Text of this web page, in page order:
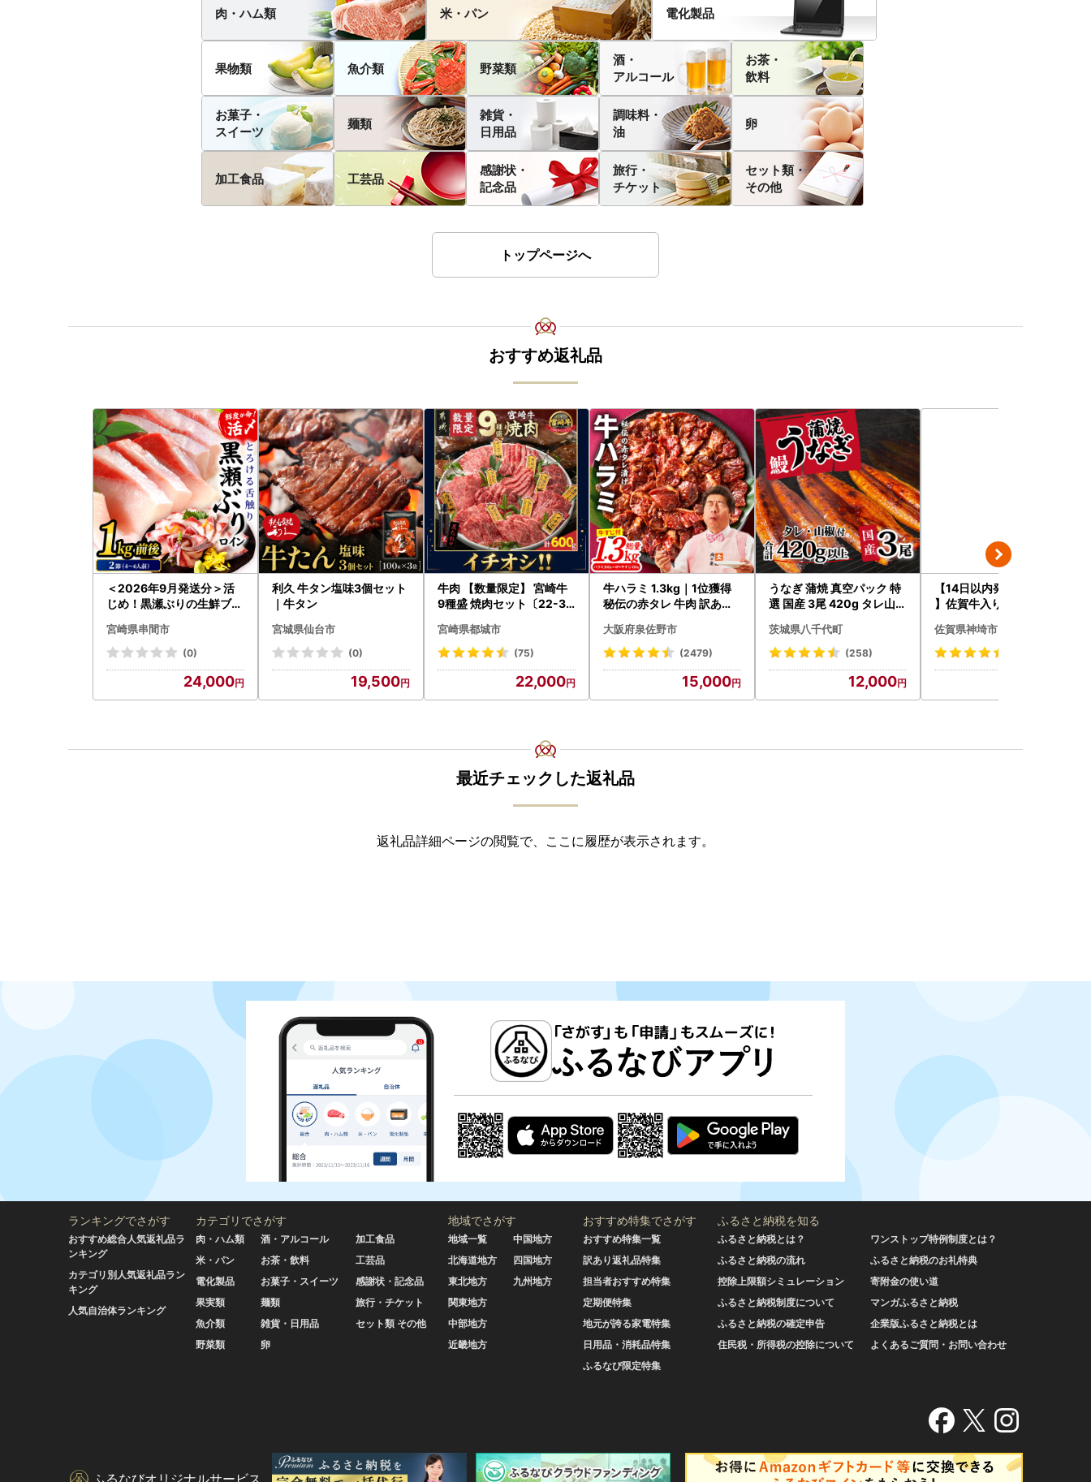
肉・ハム類 米・パン 電化製品
果物類 魚介類 野菜類
酒・
アルコール
お茶・
飲料
お菓子・
スイーツ
麺類
雑貨・
日用品
調味料・
油
卵
加工食品 工芸品
感謝状・
記念品
旅行・
チケット
セット類・
その他
トップページへ
おすすめ返礼品
＜2026年9月発送分＞活
じめ！黒瀬ぶりの生鮮ブリ
K001-012-2609
宮崎県串間市
(0)
24,000
利久 牛タン塩味3個セット
｜牛タン
宮城県仙台市
(0)
19,500
牛肉 【数量限定】 宮崎牛
9種盛 焼肉セット〔22-31
シ!! 牛肉
宮崎県都城市
(75)
22,000
牛ハラミ 1.3kg｜1位獲得
秘伝の赤タレ 牛肉 訳あり
大阪府泉佐野市
(2479)
15,000
うなぎ 蒲焼 真空パック 特
選 国産 3尾 420g タレ山椒
あり 茨城 ウナギ 鰻 個包装
人気 美味しい 小分け 八千
茨城県八千代町
(258)
12,000
【14日以内発送！数量限定
】佐賀牛入り ハンバーグ 2
083106)
佐賀県神埼市
最近チェックした返礼品
返礼品詳細ページの閲覧で、ここに履歴が表示されます。
ランキングでさがす
おすすめ総合人気返礼品ラ
ンキング
カテゴリ別人気返礼品ラン
キング
人気自治体ランキング
カテゴリでさがす
肉・ハム類
米・パン
電化製品
果実類
魚介類
野菜類
酒・アルコール
お茶・飲料
お菓子・スイーツ
麺類
雑貨・日用品
卵
加工食品
工芸品
感謝状・記念品
旅行・チケット
セット類 その他
地域でさがす
地域一覧
北海道地方
東北地方
関東地方
中部地方
近畿地方
中国地方
四国地方
九州地方
おすすめ特集でさがす
おすすめ特集一覧
訳あり返礼品特集
担当者おすすめ特集
定期便特集
地元が誇る家電特集
日用品・消耗品特集
ふるなび限定特集
ふるさと納税を知る
ふるさと納税とは？
ふるさと納税の流れ
控除上限額シミュレーション
ふるさと納税制度について
ふるさと納税の確定申告
住民税・所得税の控除について
ワンストップ特例制度とは？
ふるさと納税のお礼特典
寄附金の使い道
マンガふるさと納税
企業版ふるさと納税とは
よくあるご質問・お問い合わせ